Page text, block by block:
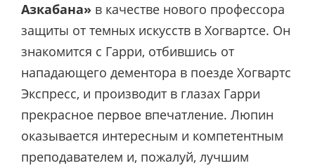
Азкабана» в качестве нового профессора
защиты от темных искусств в Хогвартсе. Он
знакомится с Гарри, отбившись от
нападающего дементора в поезде Хогвартс
Экспресс, и производит в глазах Гарри
прекрасное первое впечатление. Люпин
оказывается интересным и компетентным
преподавателем и, пожалуй, лучшим